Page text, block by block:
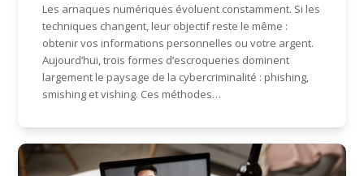
Les arnaques numériques évoluent constamment. Si les
techniques changent, leur objectif reste le même :
obtenir vos informations personnelles ou votre argent.
Aujourd’hui, trois formes d’escroqueries dominent
largement le paysage de la cybercriminalité : phishing,
smishing et vishing. Ces méthodes…